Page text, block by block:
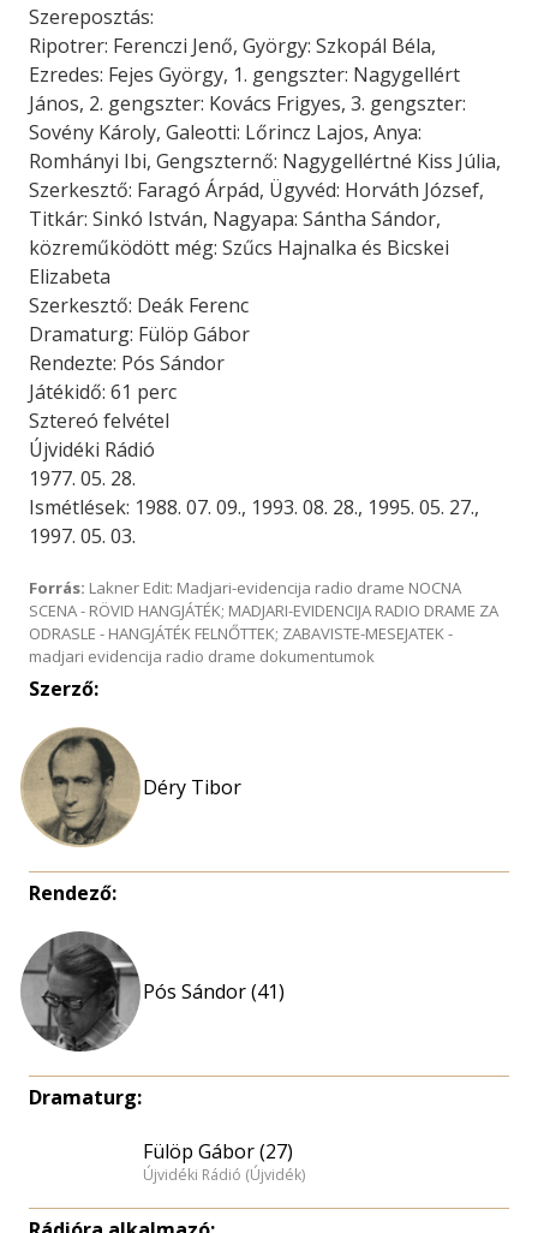
Szereposztás:
Ripotrer: Ferenczi Jenő, György: Szkopál Béla,
Ezredes: Fejes György, 1. gengszter: Nagygellért
János, 2. gengszter: Kovács Frigyes, 3. gengszter:
Sovény Károly, Galeotti: Lőrincz Lajos, Anya:
Romhányi Ibi, Gengszternő: Nagygellértné Kiss Júlia,
Szerkesztő: Faragó Árpád, Ügyvéd: Horváth József,
Titkár: Sinkó István, Nagyapa: Sántha Sándor,
közreműködött még: Szűcs Hajnalka és Bicskei
Elizabeta
Szerkesztő: Deák Ferenc
Dramaturg: Fülöp Gábor
Rendezte: Pós Sándor
Játékidő: 61 perc
Sztereó felvétel
Újvidéki Rádió
1977. 05. 28.
Ismétlések: 1988. 07. 09., 1993. 08. 28., 1995. 05. 27.,
1997. 05. 03.
Forrás: Lakner Edit: Madjari-evidencija radio drame NOCNA
SCENA - RÖVID HANGJÁTÉK; MADJARI-EVIDENCIJA RADIO DRAME ZA
ODRASLE - HANGJÁTÉK FELNŐTTEK; ZABAVISTE-MESEJATEK -
madjari evidencija radio drame dokumentumok
Szerző:
Déry Tibor
Rendező:
Pós Sándor (41)
Dramaturg:
Fülöp Gábor (27)
Újvidéki Rádió (Újvidék)